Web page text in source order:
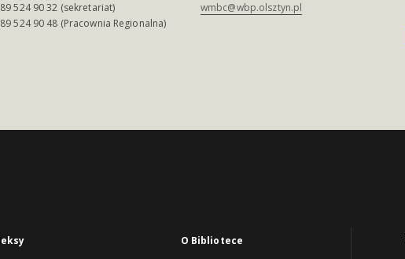
524 90 32 (sekretariat)
524 90 48 (Pracownia Regionalna)
wmbc@wbp.olsztyn.pl
O Bibliotece